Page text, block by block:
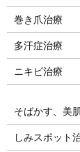
巻き爪治療
多汗症治療
ニキビ治療
そばかす、美
しみスポット